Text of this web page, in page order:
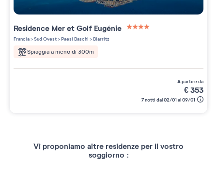
Residence Mer et Golf Eugénie
Francia>Sud Ovest>Paesi Baschi >Biarritz
Spiaggia a meno di 300m
a partire da
€353
7 notti dal 02/01 al 09/01
Vi proponiamo altre residenze per il vostro
soggiorno :